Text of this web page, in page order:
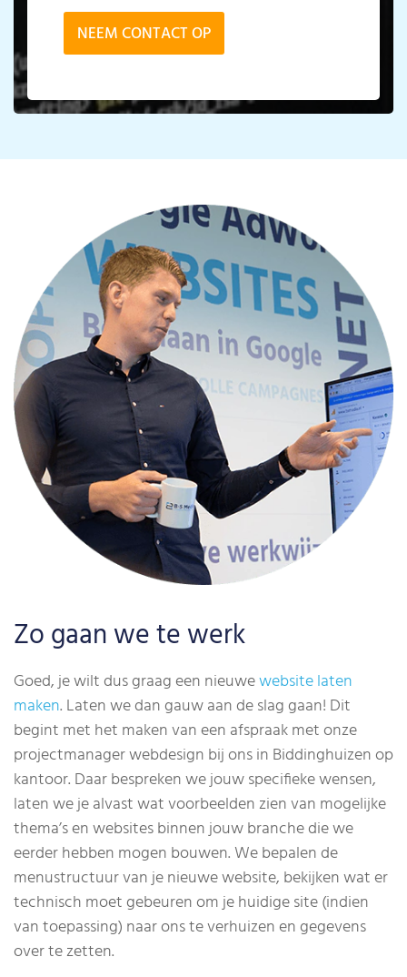
NEEM CONTACT OP
Zo gaan we te werk
Goed, je wilt dus graag een nieuwewebsite laten
maken. Laten we dan gauw aan de slag gaan! Dit
begint met het maken van een afspraak met onze
projectmanager webdesign bij ons in Biddinghuizen op
kantoor. Daar bespreken we jouw specifieke wensen,
laten we je alvast wat voorbeelden zien van mogelijke
thema’s en websites binnen jouw branche die we
eerder hebben mogen bouwen. We bepalen de
menustructuur van je nieuwe website, bekijken wat er
technisch moet gebeuren om je huidige site (indien
van toepassing) naar ons te verhuizen en gegevens
over te zetten.